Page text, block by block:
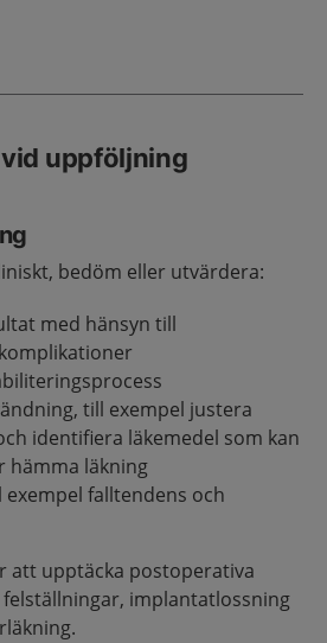
uppföljning
bedöm eller utvärdera:
med hänsyn till
till exempel justera
identifiera läkemedel som kan
hämma läkning
falltendens och
att upptäcka postoperativa
implantatlossning